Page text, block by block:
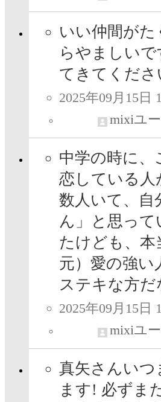
いい仲間がた
らやましい
てきてくださ
2025年09月15日
mixiユ
中学の時に、
恋している人
数人いて、自
ん」と思って
たけども、本
元）愛の強い
ステキな方だ
2025年09月15日
mixiユ
真矢さんいつ
ます! 必ずま